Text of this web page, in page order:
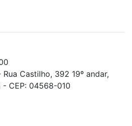
Rua Castilho, 392 19º andar,
- CEP: 04568-010